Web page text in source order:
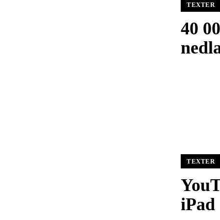
TEXTER
40
TEXTER
iPad